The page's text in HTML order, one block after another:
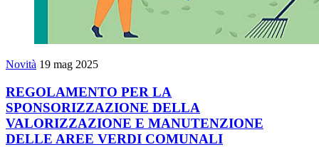
Novità 19 mag 2025
REGOLAMENTO PER LA
SPONSORIZZAZIONE DELLA
VALORIZZAZIONE E MANUTENZIONE
DELLE AREE VERDI COMUNALI